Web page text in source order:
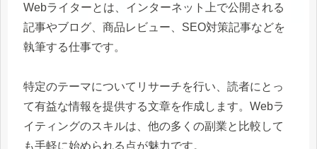
Webライターとは、インターネット上で公開される
記事やブログ、商品レビュー、SEO対策記事などを
執筆する仕事です。
特定のテーマについてリサーチを行い、読者にとっ
て有益な情報を提供する文章を作成します。Webラ
イティングのスキルは、他の多くの副業と比較して
も手軽に始められる点が魅力です。